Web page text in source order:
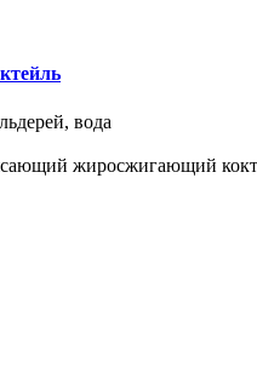
вода
жиросжигающий